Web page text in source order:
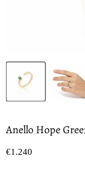
Anello Hope
Prezzo oggi
€1.240